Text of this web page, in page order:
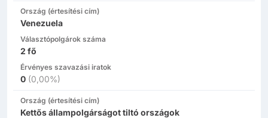
Ország (értesítési cím)
Venezuela
Választópolgárok száma
2 fő
Érvényes szavazási iratok
0 (0,00%)
Ország (értesítési cím)
Kettős állampolgárságot tiltó országok